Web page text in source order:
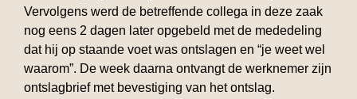
Vervolgens werd de betreffende collega in deze zaak
nog eens 2 dagen later opgebeld met de mededeling
dat hij op staande voet was ontslagen en “je weet wel
waarom”. De week daarna ontvangt de werknemer zijn
ontslagbrief met bevestiging van het ontslag.